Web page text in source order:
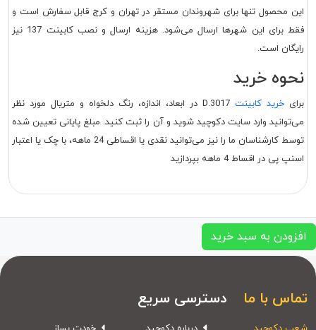
این محصول تنها برای شهروندان مستقر در تهران و کرج قابل سفارش است و
فقط برای این شهرها ارسال می‌شود. هزینه ارسال و نصب کابینت 137 نیز
رایگان است.
نحوه خرید
برای خرید کابینت
D.3017 در ابعاد، اندازه، رنگ دلخواه و متریال مورد نظر
می‌توانید وارد سایت دکوچید شوید و آن را ثبت کنید. مبلغ پایانی تعیین شده
توسط کارشناسان ما را نیز می‌توانید نقدی یا اقساطی 24 ماهه، با چک یا اعتبار
اسنپ پی در اقساط 4 ماهه بپردازید
افزودن به سبد خرید
تماس با ما دسترسی سریع